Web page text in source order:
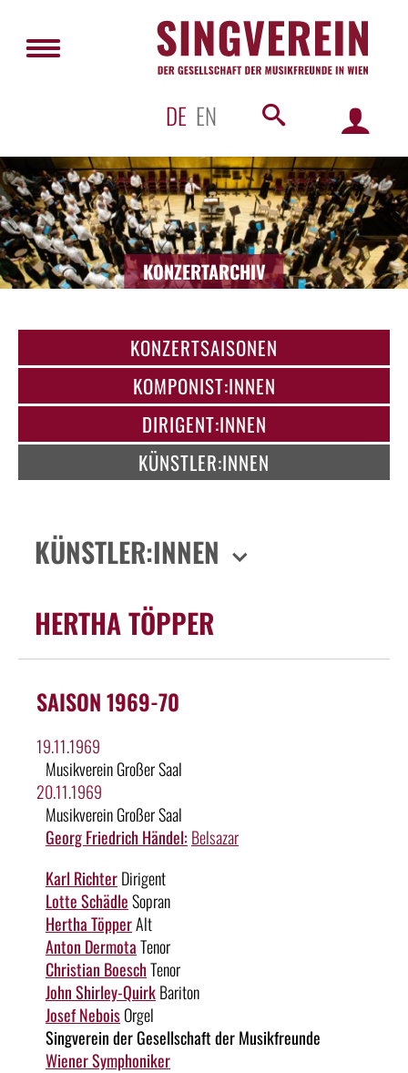
DE EN
KONZERTARCHIV
KONZERTSAISONEN
KOMPONIST:INNEN
DIRIGENT:INNEN
KÜNSTLER:INNEN
KÜNSTLER:INNEN
HERTHA TÖPPER
SAISON 1969-70
19.11.1969
Musikverein Großer Saal
20.11.1969
Musikverein Großer Saal
Georg Friedrich Händel: Belsazar
Karl RichterDirigent
Lotte SchädleSopran
Hertha TöpperAlt
Anton DermotaTenor
Christian BoeschTenor
John Shirley-QuirkBariton
Josef NeboisOrgel
Singverein der Gesellschaft der Musikfreunde
Wiener Symphoniker